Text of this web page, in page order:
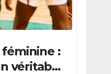
féminine :
véritable